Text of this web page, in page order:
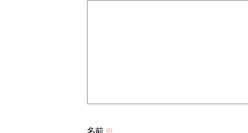
名前 ※